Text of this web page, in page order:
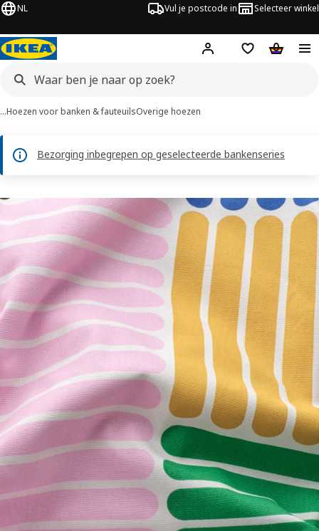
NL Vul je postcode in Selecteer winkel
Hej! Log in
…Hoezen voor banken & fauteuilsOverige hoezen
Bezorging inbegrepen op geselecteerde bankenseries
afbeeldingen